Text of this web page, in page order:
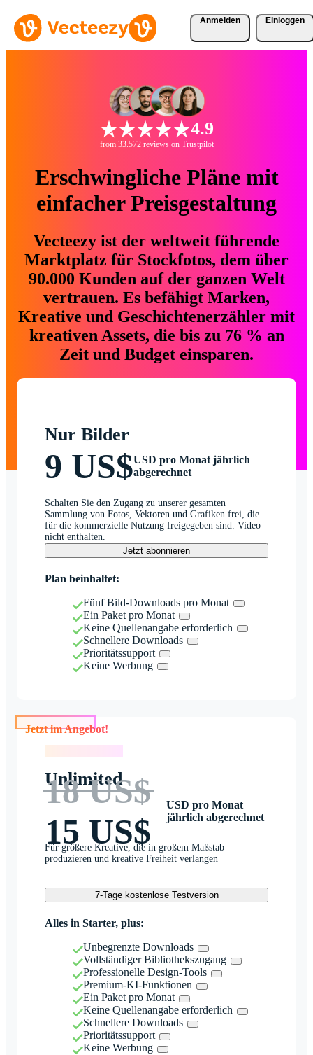
Anmelden Einloggen
4.9
from 33.572 reviews on Trustpilot
Erschwingliche Pläne mit
einfacher Preisgestaltung
Vecteezy ist der weltweit führende
Marktplatz für Stockfotos, dem über
90.000 Kunden auf der ganzen Welt
vertrauen. Es befähigt Marken,
Kreative und Geschichtenerzähler mit
kreativen Assets, die bis zu 76 % an
Zeit und Budget einsparen.
Nur Bilder
9 US$USD pro Monat jährlich
abgerechnet
Schalten Sie den Zugang zu unserer gesamten
Sammlung von Fotos, Vektoren und Grafiken frei, die
für die kommerzielle Nutzung freigegeben sind. Video
nicht enthalten.
Jetzt abonnieren
Plan beinhaltet:
Fünf Bild-Downloads pro Monat
Ein Paket pro Monat
Keine Quellenangabe erforderlich
Schnellere Downloads
Prioritätssupport
Keine Werbung
Jetzt im Angebot!
Unlimited
18 US$
15 US$
USD pro Monat
jährlich abgerechnet
Für größere Kreative, die in großem Maßstab
produzieren und kreative Freiheit verlangen
7-Tage kostenlose Testversion
Alles in Starter, plus:
Unbegrenzte Downloads
Vollständiger Bibliothekszugang
Professionelle Design-Tools
Premium-KI-Funktionen
Ein Paket pro Monat
Keine Quellenangabe erforderlich
Schnellere Downloads
Prioritätssupport
Keine Werbung